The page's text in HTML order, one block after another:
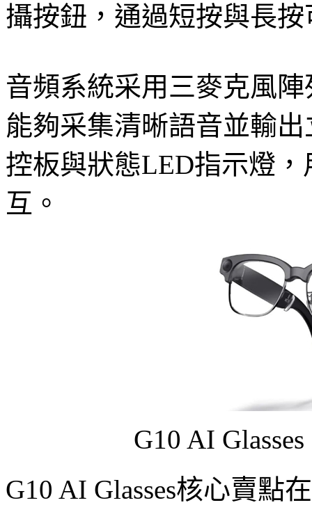
攝按鈕，通過短按與長
音頻系統采用三麥克風
能夠采集清晰語音並輸
控板與狀態LED指示燈
互。
G10 AI
G10 AI Glasses核心賣點